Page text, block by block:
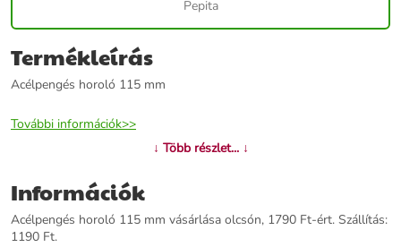
Pepita
Termékleírás
Acélpengés horoló 115 mm
További információk>>
↓ Több részlet... ↓
Információk
Acélpengés horoló 115 mm vásárlása olcsón, 1790 Ft-ért. Szállítás:
1190 Ft.